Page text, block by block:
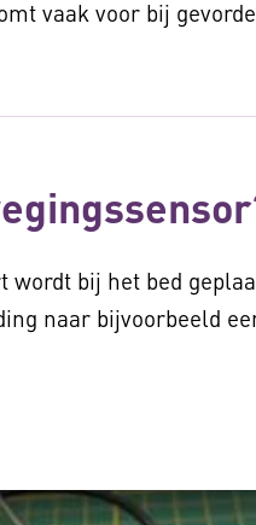
vaak voor bij
wordt bij het bed
naar bijvoorbeeld